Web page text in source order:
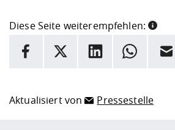
Diese Seite weiterempfehlen:
INFORMATION
Facebook
X LinkedInWhatsappE-Mail
Aktualisiert von Pressestelle